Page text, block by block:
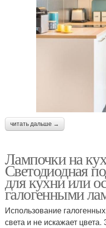
читать дальше →
Лампочки на
Светодиодная
для кухни или
галогенными
Использование
света и не искажает